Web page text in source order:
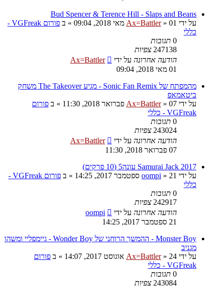
Bud Spencer & Terence Hill - Slaps and Beans
על ידי
Ax=Battler» 01 מאי 2018, 09:04 » ב
פורום VGFreak -
כללי
0 תגובות
247138 צפיות
הודעה אחרונה על ידי
Ax=Battler
01 מאי 2018, 09:04
מהמפתח של Sonic Fan Remix - מגיע The Takeover משחק
ביטאמאפ
על ידי
Ax=Battler» 07 פברואר 2018, 11:30 » ב פורום
VGFreak - כללי
0 תגובות
243024 צפיות
הודעה אחרונה על ידי
Ax=Battler
07 פברואר 2018, 11:30
Samurai Jack 2017 עונה5 (10 פרקים)
על ידי
oompi » 21 ספטמבר 2017, 14:25 » ב
פורום VGFreak -
כללי
0 תגובות
242917 צפיות
הודעה אחרונה על ידי
oompi
21 ספטמבר 2017, 14:25
Monster Boy - ההמשך הרוחני של Wonder Boy - גיימפליי ומשהו
מגניב
על ידי
Ax=Battler» 24 אוגוסט 2017, 14:07 » ב פורום
VGFreak - כללי
0 תגובות
243084 צפיות